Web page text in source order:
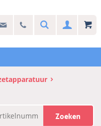
info@akb.nl
Stel uw vraag
030 69 50 814Search
Zoeken